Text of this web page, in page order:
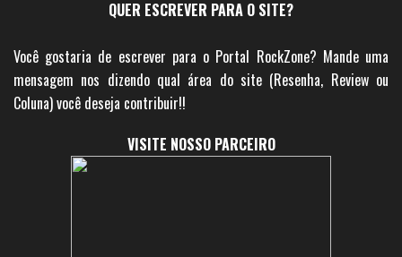
QUER ESCREVER PARA O SITE?
Você gostaria de escrever para o Portal RockZone? Mande uma
mensagem nos dizendo qual área do site (Resenha, Review ou
Coluna) você deseja contribuir!!
VISITE NOSSO PARCEIRO